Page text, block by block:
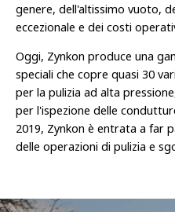
genere, dell'altissimo vuoto,
eccezionale e dei costi
Oggi, Zynkon produce una
speciali che copre quasi 30
per la pulizia ad alta
per l'ispezione delle
2019, Zynkon è entrata a far
delle operazioni di pulizia e